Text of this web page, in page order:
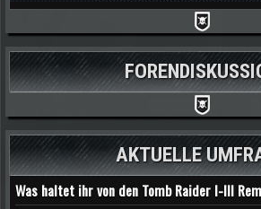
AKTUELLE
Was haltet ihr von den Tomb Raider I-III